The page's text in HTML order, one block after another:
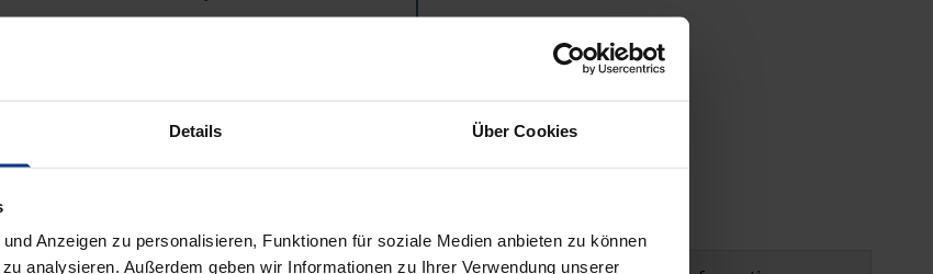
Details Über Cookies
Anzeigen zu personalisieren, Funktionen für soziale Medien anbieten zu können
analysieren. Außerdem geben wir Informationen zu Ihrer Verwendung unserer
include VAT. Depending on the delivery address, VAT may vary at checkout.
Add to Wish List
cost notice